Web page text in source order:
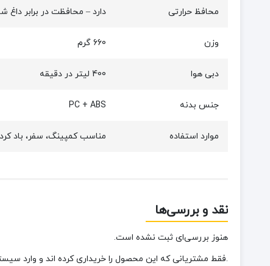
محافظ حرارتی دارد – محافظت در برابر داغ
وزن 660 گرم
دبی هوا 400 لیتر در دقیقه
جنس بدنه PC + ABS
موارد استفاده مناسب کمپینگ، سفر، باد
نقد و بررسی‌ها
هنوز بررسی‌ای ثبت نشده است.
.فقط مشتریانی که این محصول را خریداری کرده اند و وارد